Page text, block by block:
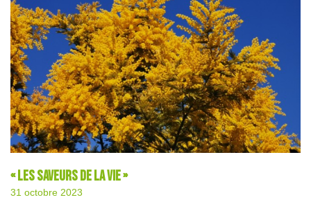
« Les saveurs de la vie »
31 octobre 2023